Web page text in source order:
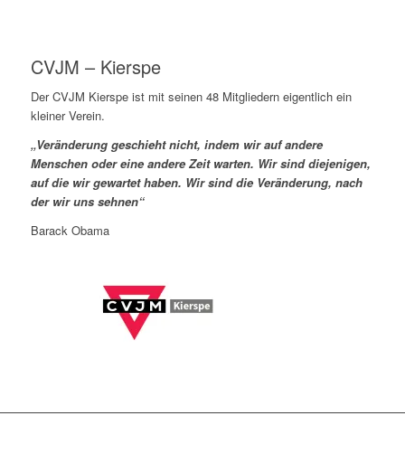
CVJM – Kierspe
Der CVJM Kierspe ist mit seinen 48 Mitgliedern eigentlich ein
kleiner Verein.
„Veränderung geschieht nicht, indem wir auf andere
Menschen oder eine andere Zeit warten. Wir sind diejenigen,
auf die wir gewartet haben. Wir sind die Veränderung, nach
der wir uns sehnen“
Barack Obama